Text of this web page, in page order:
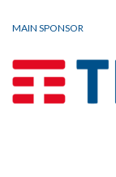
MAIN SPONSOR